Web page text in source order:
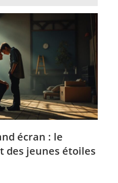
écran : le
des jeunes étoiles